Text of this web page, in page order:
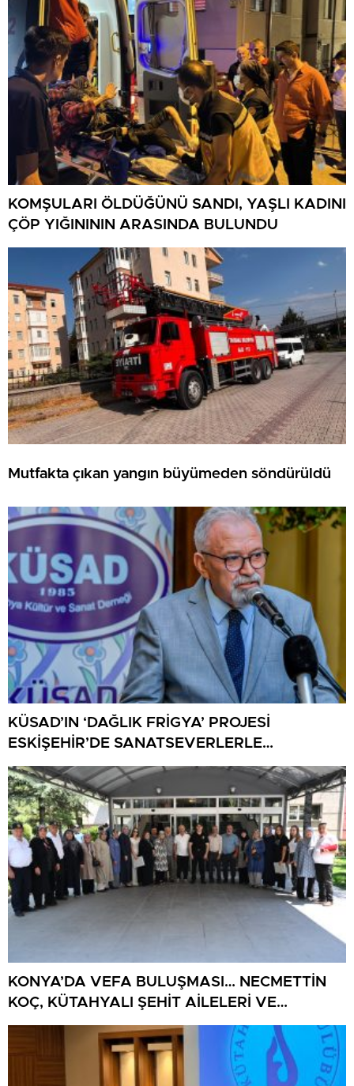
KOMŞULARI ÖLDÜĞÜNÜ SANDI, YAŞLI KADINI
ÇÖP YIĞINININ ARASINDA BULUNDU
Mutfakta çıkan yangın büyümeden söndürüldü
KÜSAD’IN ‘DAĞLIK FRİGYA’ PROJESİ
ESKİŞEHİR’DE SANATSEVERLERLE
BULUŞUYOR
KONYA’DA VEFA BULUŞMASI… NECMETTİN
KOÇ, KÜTAHYALI ŞEHİT AİLELERİ VE
GAZİLERİ AĞIRLADI